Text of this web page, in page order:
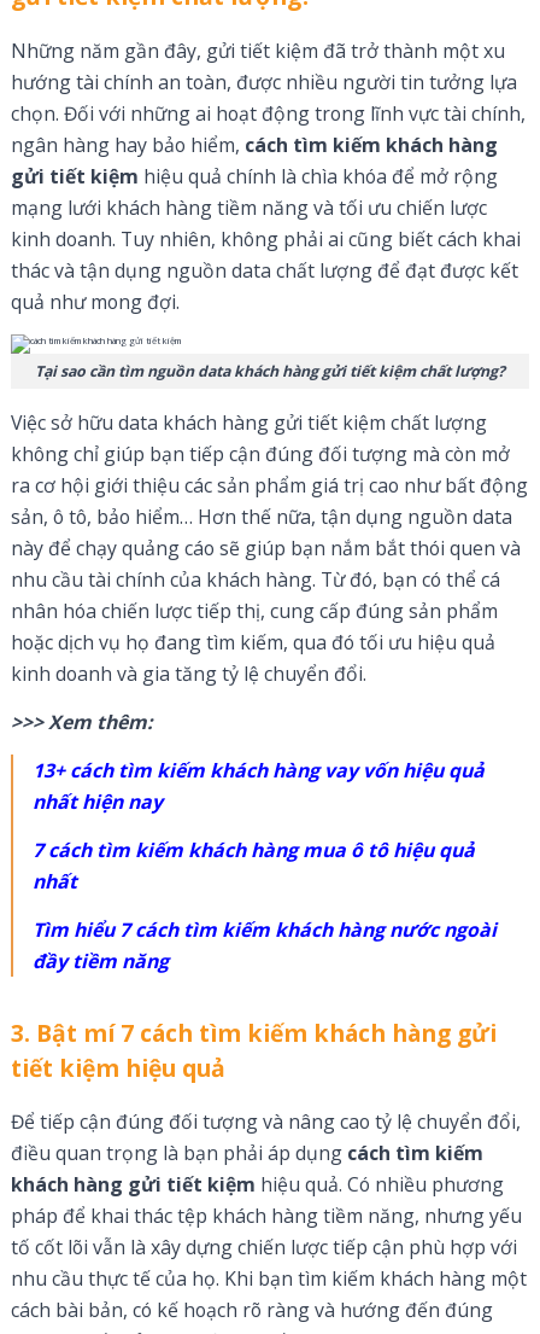
Những năm gần đây, gửi tiết kiệm đã trở thành một xu
hướng tài chính an toàn, được nhiều người tin tưởng lựa
chọn. Đối với những ai hoạt động trong lĩnh vực tài chính,
ngân hàng hay bảo hiểm, cách tìm kiếm khách hàng
gửi tiết kiệm hiệu quả chính là chìa khóa để mở rộng
mạng lưới khách hàng tiềm năng và tối ưu chiến lược
kinh doanh. Tuy nhiên, không phải ai cũng biết cách khai
thác và tận dụng nguồn data chất lượng để đạt được kết
quả như mong đợi.
Tại sao cần tìm nguồn data khách hàng gửi tiết kiệm chất lượng?
Việc sở hữu data khách hàng gửi tiết kiệm chất lượng
không chỉ giúp bạn tiếp cận đúng đối tượng mà còn mở
ra cơ hội giới thiệu các sản phẩm giá trị cao như bất động
sản, ô tô, bảo hiểm… Hơn thế nữa, tận dụng nguồn data
này để chạy quảng cáo sẽ giúp bạn nắm bắt thói quen và
nhu cầu tài chính của khách hàng. Từ đó, bạn có thể cá
nhân hóa chiến lược tiếp thị, cung cấp đúng sản phẩm
hoặc dịch vụ họ đang tìm kiếm, qua đó tối ưu hiệu quả
kinh doanh và gia tăng tỷ lệ chuyển đổi.
>>> Xem thêm:
13+ cách tìm kiếm khách hàng vay vốn hiệu quả
nhất hiện nay
7 cách tìm kiếm khách hàng mua ô tô hiệu quả
nhất
Tìm hiểu 7 cách tìm kiếm khách hàng nước ngoài
đầy tiềm năng
3. Bật mí 7 cách tìm kiếm khách hàng gửi
tiết kiệm hiệu quả
Để tiếp cận đúng đối tượng và nâng cao tỷ lệ chuyển đổi,
điều quan trọng là bạn phải áp dụng cách tìm kiếm
khách hàng gửi tiết kiệm hiệu quả. Có nhiều phương
pháp để khai thác tệp khách hàng tiềm năng, nhưng yếu
tố cốt lõi vẫn là xây dựng chiến lược tiếp cận phù hợp với
nhu cầu thực tế của họ. Khi bạn tìm kiếm khách hàng một
cách bài bản, có kế hoạch rõ ràng và hướng đến đúng